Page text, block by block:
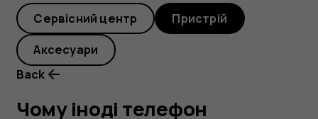
хоча
рівень
Cервісний центр Пристрій
Аксесуари
Back
Чому іноді телефон